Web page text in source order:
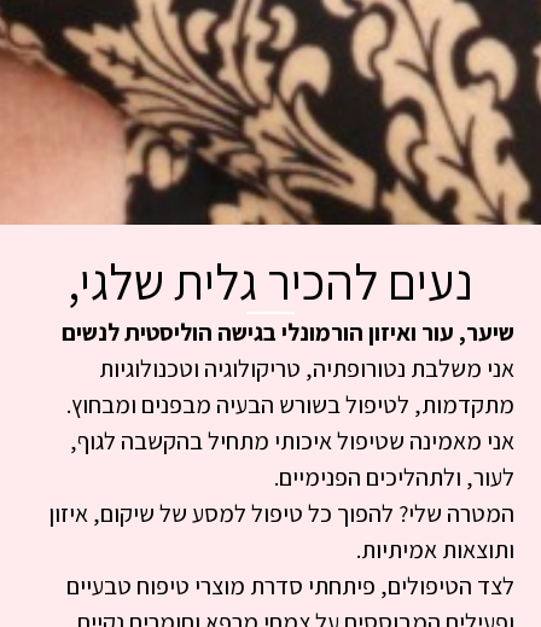
נעים להכיר גלית שלגי,
שיער, עור ואיזון הורמונלי בגישה הוליסטית לנשים
אני משלבת נטורופתיה, טריקולוגיה וטכנולוגיות
מתקדמות, לטיפול בשורש הבעיה מבפנים ומבחוץ.
אני מאמינה שטיפול איכותי מתחיל בהקשבה לגוף,
לעור, ולתהליכים הפנימיים.
המטרה שלי? להפוך כל טיפול למסע של שיקום, איזון
ותוצאות אמיתיות.
לצד הטיפולים, פיתחתי סדרת מוצרי טיפוח טבעיים